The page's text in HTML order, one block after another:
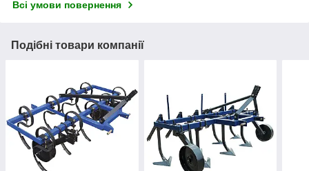
Всі умови повернення
Подібні товари компанії